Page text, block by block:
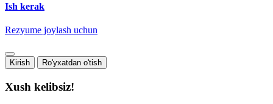
Ish kerak
Rezyume joylash uchun
Kirish Ro'yxatdan o'tish
Xush kelibsiz!